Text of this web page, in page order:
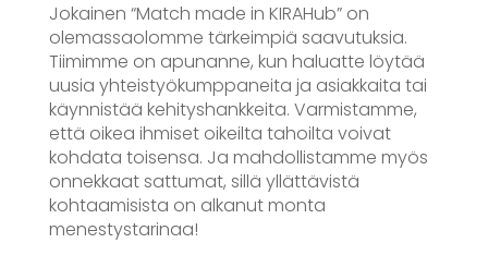
Jokainen “Match made in KIRAHub” on
olemassaolomme tärkeimpiä saavutuksia.
Tiimimme on apunanne, kun haluatte löytää
uusia yhteistyökumppaneita ja asiakkaita tai
käynnistää kehityshankkeita. Varmistamme,
että oikea ihmiset oikeilta tahoilta voivat
kohdata toisensa. Ja mahdollistamme myös
onnekkaat sattumat, sillä yllättävistä
kohtaamisista on alkanut monta
menestystarinaa!